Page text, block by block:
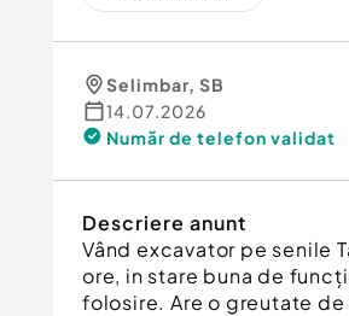
Selimbar, SB
14.07.2026
Număr de telefon validat
Descriere anunt
Vând excavator pe senile
ore, in stare buna de
folosire. Are o greutate de